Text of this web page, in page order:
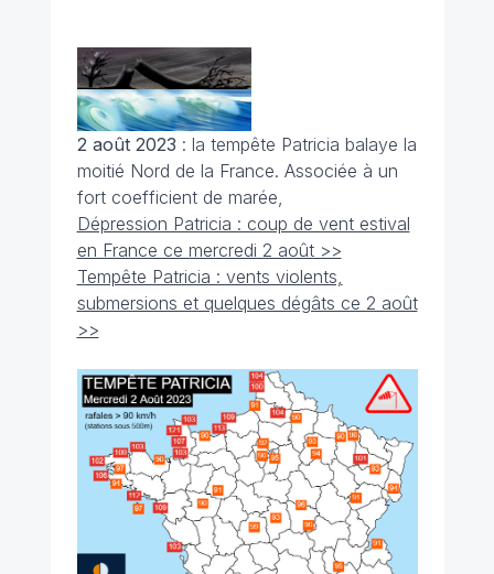
2 août 2023 : la tempête Patricia balaye la
moitié Nord de la France. Associée à un
fort coefficient de marée,
Dépression Patricia : coup de vent estival
en France ce mercredi 2 août >>
Tempête Patricia : vents violents,
submersions et quelques dégâts ce 2 août
>>